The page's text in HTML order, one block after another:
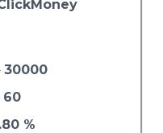
30000
60
%